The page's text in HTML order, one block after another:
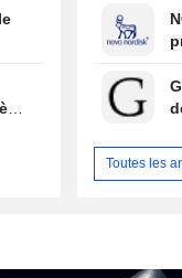
Toutes les